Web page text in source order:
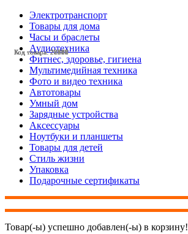
Код товара: 28580
Код товара: 28516
Код товара: 28437
Код товара: 28391
Код товара: 28390
Код товара: 28389
Код товара: 28266
Код товара: 28009
Код товара: 27979
Код товара: 27978
Код товара: 27977
Код товара: 27976
Электротранспорт
Товары для дома
Часы и браслеты
Аудиотехника
Фитнес, здоровье, гигиена
Мультимедийная техника
Фото и видео техника
Автотовары
Умный дом
Зарядные устройства
Аксессуары
Ноутбуки и планшеты
Товары для детей
Стиль жизни
Упаковка
Подарочные сертификаты
Товар(-ы) успешно добавлен(-ы) в корзину!